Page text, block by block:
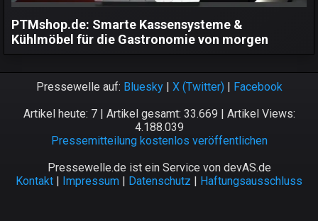
PTMshop.de: Smarte Kassensysteme &
Kühlmöbel für die Gastronomie von morgen
Pressewelle auf: Bluesky| X (Twitter)| Facebook
Artikel heute: 7 | Artikel gesamt: 33.669 | Artikel Views:
4.188.039
Pressemitteilung kostenlos veröffentlichen
Pressewelle.de ist ein Service von devAS.de
Kontakt | Impressum | Datenschutz | Haftungsausschluss